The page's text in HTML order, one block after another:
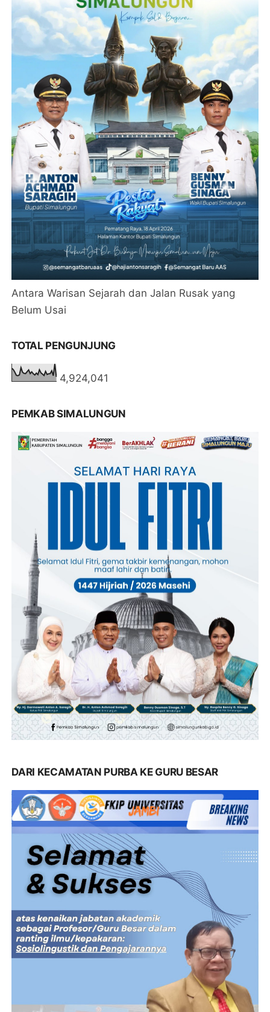
Antara Warisan Sejarah dan Jalan Rusak yang
Belum Usai
TOTAL PENGUNJUNG
4,924,041
PEMKAB SIMALUNGUN
DARI KECAMATAN PURBA KE GURU BESAR